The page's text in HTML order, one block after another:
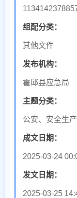
组配分类：
其他文件
发布机构：
霍邱县应急局
主题分类：
公安、安全生
成文日期：
2025-03-24
发文日期：
2025-03-25